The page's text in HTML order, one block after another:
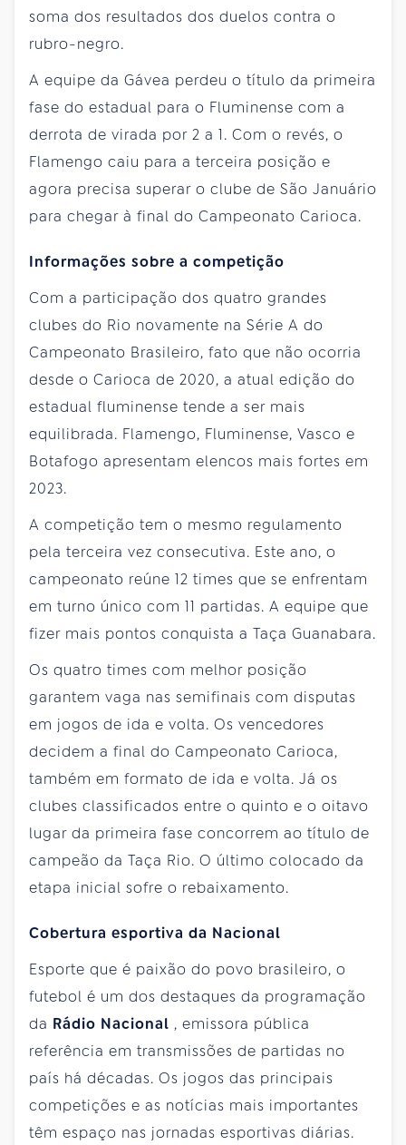
soma dos resultados dos duelos contra o
rubro-negro.
A equipe da Gávea perdeu o título da primeira
fase do estadual para o Fluminense com a
derrota de virada por 2 a 1. Com o revés, o
Flamengo caiu para a terceira posição e
agora precisa superar o clube de São Januário
para chegar à final do Campeonato Carioca.
Informações sobre a competição
Com a participação dos quatro grandes
clubes do Rio novamente na Série A do
Campeonato Brasileiro, fato que não ocorria
desde o Carioca de 2020, a atual edição do
estadual fluminense tende a ser mais
equilibrada. Flamengo, Fluminense, Vasco e
Botafogo apresentam elencos mais fortes em
2023.
A competição tem o mesmo regulamento
pela terceira vez consecutiva. Este ano, o
campeonato reúne 12 times que se enfrentam
em turno único com 11 partidas. A equipe que
fizer mais pontos conquista a Taça Guanabara.
Os quatro times com melhor posição
garantem vaga nas semifinais com disputas
em jogos de ida e volta. Os vencedores
decidem a final do Campeonato Carioca,
também em formato de ida e volta. Já os
clubes classificados entre o quinto e o oitavo
lugar da primeira fase concorrem ao título de
campeão da Taça Rio. O último colocado da
etapa inicial sofre o rebaixamento.
Cobertura esportiva da Nacional
Esporte que é paixão do povo brasileiro, o
futebol é um dos destaques da programação
da Rádio Nacional , emissora pública
referência em transmissões de partidas no
país há décadas. Os jogos das principais
competições e as notícias mais importantes
têm espaço nas jornadas esportivas diárias.